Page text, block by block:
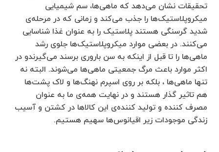
تحقیقات نشان می‌دهد که ماهی‌ها، سم شیمیایی
میکروپلاستیک‌ها را جذب می‌کند و زمانی که در مرحله‌ی
شدید گرسنگی هستند پلاستیک را به عنوان غذا شناسایی
می‌کنند. در بعضی موارد میکروپلاستیک‌ها جلوی رشد
ماهی‌ها را تا قبل از اینکه به سن باروری برسند می‌گیرندو در
اکثر موارد باعث مرگ جمعیتی ماهی‌ها می‌شوند. البته نه
تنها ماهی‌ها ، بلکه بر روی اسپرم نهنگ‌ها و لاک پشت‌ها
هم تاثیر گذار هستند و در نهایت همه‌ی ما به عنوان
مصرف کننده و تولید کننده‌ی این کالاها در کشتن و آسیب
زندگی موجودات زیر اقیانوس‌ها سهیم هستیم.